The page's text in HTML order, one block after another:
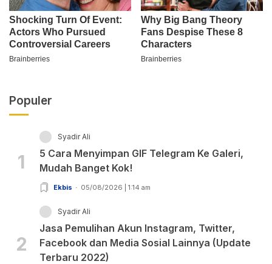
Populer
1
Syadir Ali
5 Cara Menyimpan GIF Telegram Ke Galeri,
Mudah Banget Kok!
Ekbis 05/08/2026 | 1:14 am
2
Syadir Ali
Jasa Pemulihan Akun Instagram, Twitter,
Facebook dan Media Sosial Lainnya (Update
Terbaru 2022)